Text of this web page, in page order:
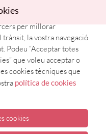
per millorar
la vostra navegació
Podeu “Acceptar totes
que voleu acceptar o
cookies tècniques que
política de cookies
cookies